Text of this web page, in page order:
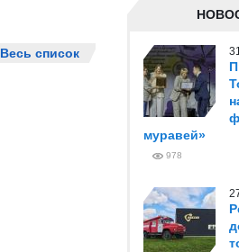
Весь список
муравей»
978